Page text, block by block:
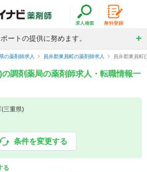
ートの提供に努めます。
の薬剤師求人 員弁郡東員町の薬剤師求人 員弁郡東員町
の調剤薬局の薬剤師求人・転職情報一
(三重県)
条件を変更する
る